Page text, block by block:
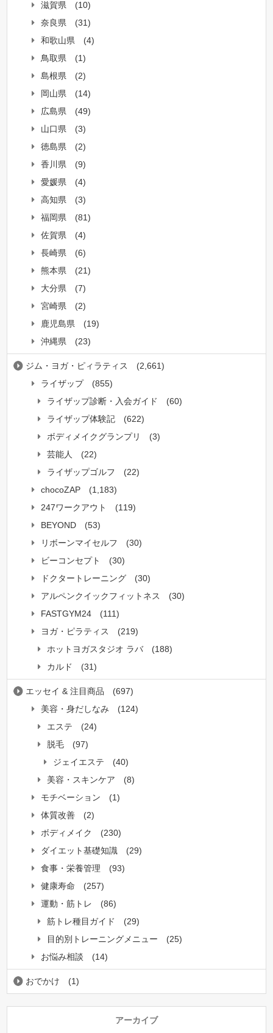
滋賀県
(10)
奈良県
(31)
和歌山県
(4)
鳥取県
(1)
島根県
(2)
岡山県
(14)
広島県
(49)
山口県
(3)
徳島県
(2)
香川県
(9)
愛媛県
(4)
高知県
(3)
福岡県
(81)
佐賀県
(4)
長崎県
(6)
熊本県
(21)
大分県
(7)
宮崎県
(2)
鹿児島県
(19)
沖縄県
(23)
ジム・ヨガ・ピィラティス
(2,661)
ライザップ
(855)
ライザップ診断・入会ガイド
(60)
ライザップ体験記
(622)
ボディメイクグランプリ
(3)
芸能人
(22)
ライザップゴルフ
(22)
chocoZAP
(1,183)
247ワークアウト
(119)
BEYOND
(53)
リボーンマイセルフ
(30)
ビーコンセプト
(30)
ドクタートレーニング
(30)
アルペンクイックフィットネス
(30)
FASTGYM24
(111)
ヨガ・ピラティス
(219)
ホットヨガスタジオ ラバ
(188)
カルド
(31)
エッセイ & 注目商品
(697)
美容・身だしなみ
(124)
エステ
(24)
脱毛
(97)
ジェイエステ
(40)
美容・スキンケア
(8)
モチベーション
(1)
体質改善
(2)
ボディメイク
(230)
ダイエット基礎知識
(29)
食事・栄養管理
(93)
健康寿命
(257)
運動・筋トレ
(86)
筋トレ種目ガイド
(29)
目的別トレーニングメニュー
(25)
お悩み相談
(14)
おでかけ (1)
アーカイブ